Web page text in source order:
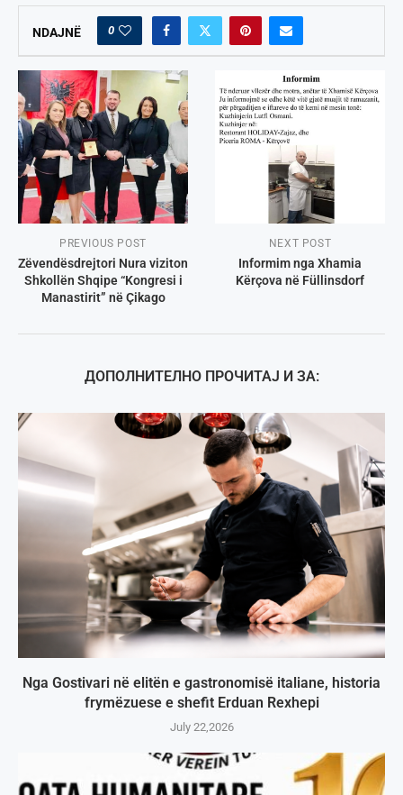
NDAJNË 0
PREVIOUS POST
Zëvendësdrejtori Nura viziton
Shkollën Shqipe “Kongresi i
Manastirit” në Çikago
NEXT POST
Informim nga Xhamia
Kërçova në Füllinsdorf
ДОПОЛНИТЕЛНО ПРОЧИТАЈ И ЗА:
Nga Gostivari në elitën e gastronomisë italiane, historia
frymëzuese e shefit Erduan Rexhepi
July 22,2026